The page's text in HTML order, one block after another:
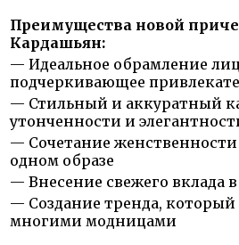
Преимущества новой
Кардашьян:
— Идеальное обрамление
подчеркивающее
— Стильный и аккуратный
утонченности и
— Сочетание женственности
одном образе
— Внесение свежего вклада
— Создание тренда, который
многими модницами